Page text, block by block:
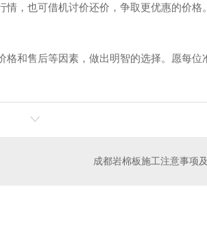
，也可借机讨价还价，争取更优惠的价格
和售后等因素，做出明智的选择。愿每